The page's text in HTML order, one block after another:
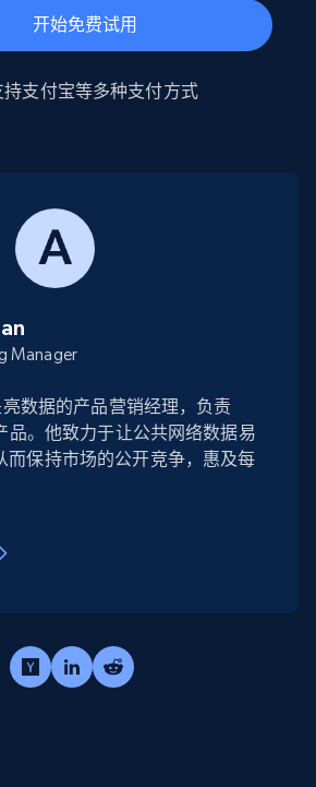
开始免费试用
持支付宝等多种支付方式
Manager
亮数据的产品营销经理，负责
品。他致力于让公共网络数据易
而保持市场的公开竞争，惠及每